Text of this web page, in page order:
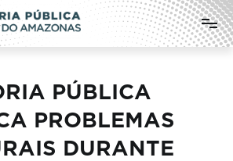
do Estado do
PÚBLICA
PROBLEMAS
DURANTE